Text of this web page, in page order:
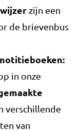
zijn een
de brievenbus
in onze
verschillende
van